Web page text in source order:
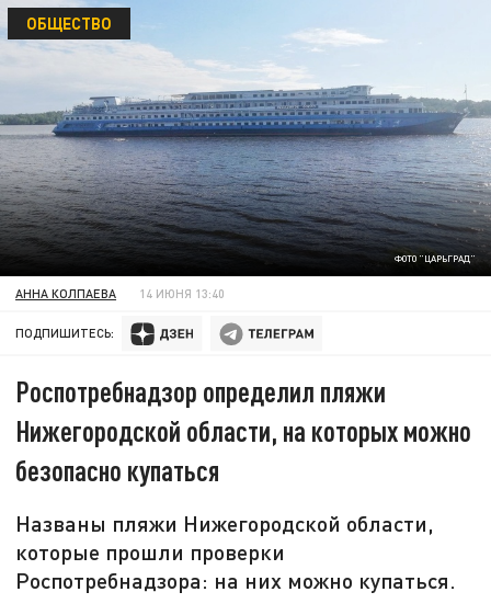
ФОТО "ЦАРЬГРАД"
ОБЩЕСТВО
АННА КОЛПАЕВА 14 ИЮНЯ 13:40
ПОДПИШИТЕСЬ:
Роспотребнадзор определил пляжи
Нижегородской области, на которых можно
безопасно купаться
Названы пляжи Нижегородской области,
которые прошли проверки
Роспотребнадзора: на них можно купаться.